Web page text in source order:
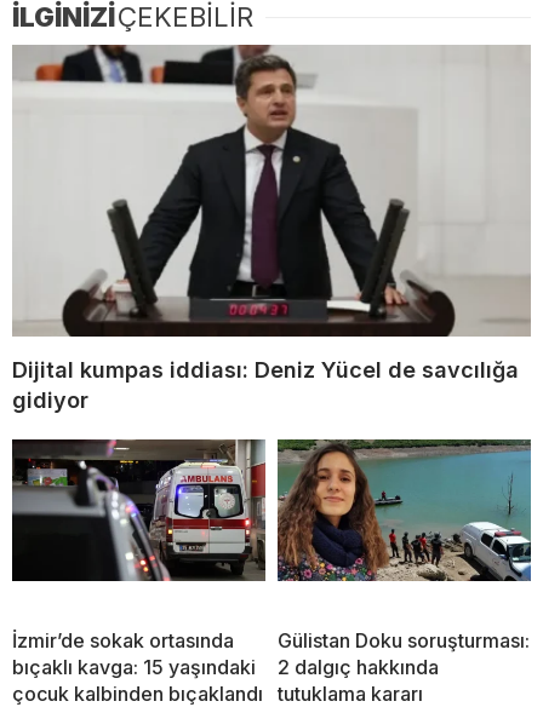
İLGİNİZİÇEKEBİLİR
Dijital kumpas iddiası: Deniz Yücel de savcılığa
gidiyor
İzmir’de sokak ortasında
bıçaklı kavga: 15 yaşındaki
çocuk kalbinden bıçaklandı
Gülistan Doku soruşturması:
2 dalgıç hakkında
tutuklama kararı